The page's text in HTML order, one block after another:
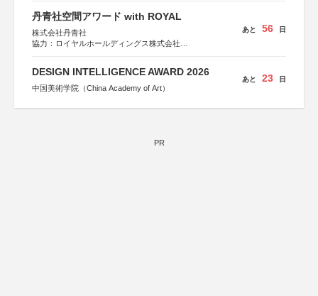
丹青社空間アワード with ROYAL
株式会社丹青社
協力：ロイヤルホールディングス株式会社
あと 56 日
DESIGN INTELLIGENCE AWARD 2026
中国美術学院（China Academy of Art）
あと 23 日
PR